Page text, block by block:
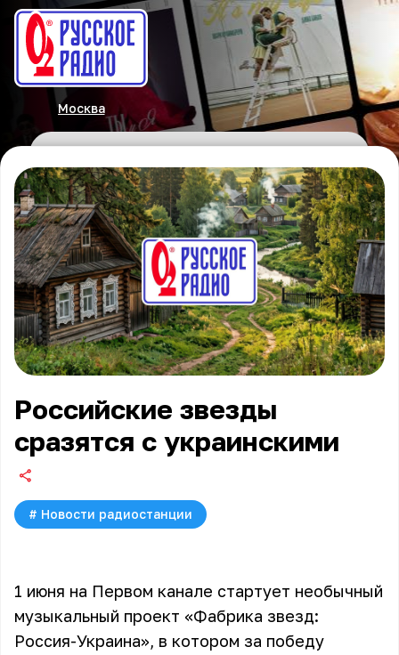
Москва
Российские звезды
сразятся с украинскими
# Новости радиостанции
1 июня на Первом канале стартует необычный
музыкальный проект «Фабрика звезд:
Россия-Украина», в котором за победу